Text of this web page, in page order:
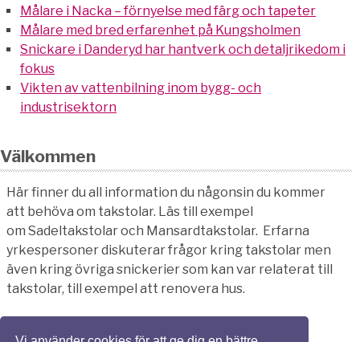
Målare i Nacka – förnyelse med färg och tapeter
Målare med bred erfarenhet på Kungsholmen
Snickare i Danderyd har hantverk och detaljrikedom i
fokus
Vikten av vattenbilning inom bygg- och
industrisektorn
Välkommen
Här finner du all information du någonsin du kommer
att behöva om takstolar. Läs till exempel
om Sadeltakstolar och Mansardtakstolar. Erfarna
yrkespersoner diskuterar frågor kring takstolar men
även kring övriga snickerier som kan var relaterat till
takstolar, till exempel att renovera hus.